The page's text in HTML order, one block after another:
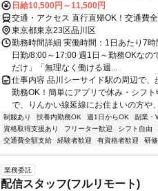
日給10,500円～11,500円
交通・アクセス 直行直帰OK！交通費
東京都東京23区品川区
勤務時間詳細 実働時間：1日あたり7
日勤/8:00～17:00 週1日～勤務OKなの
だけ」「無理なく働ける週...
仕事内容 品川シーサイド駅の周辺で
勤務OK！簡単にアプリで休み・シフ
で、りんかい線延線にお住まいの方や
制服あり 扶養内勤務OK 週1日からOK 副業・
資格取得支援あり
フリーター歓迎 シフト自由
交通費全額支給
経験者歓迎 有資格者歓迎 研
業務委託
配信スタッフ(フルリモート)